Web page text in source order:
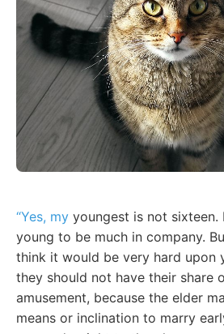
“Yes, my youngest is not sixteen.
young to be much in company.
think it would be very hard upon
they should not have their share
amusement, because the elder
means or inclination to marry